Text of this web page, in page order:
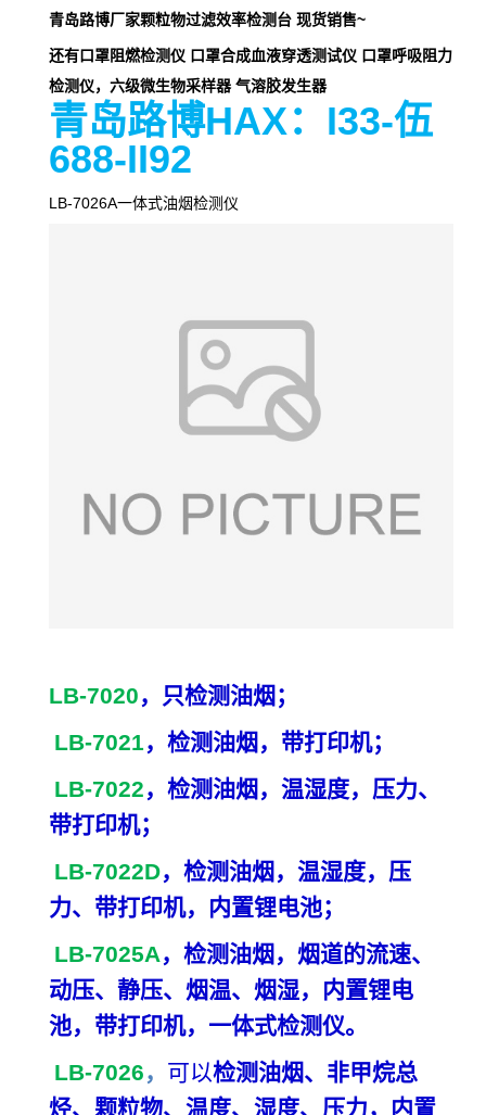
青岛路博厂家颗粒物过滤效率检测台 现货销售~
还有口罩阻燃检测仪 口罩合成血液穿透测试仪 口罩呼吸阻力
检测仪，六级微生物采样器 气溶胶发生器
青岛路博HAX：I33-伍
688-II92
LB-7026A一体式油烟检测仪
LB-7020，只检测油烟；
LB-7021，检测油烟，带打印机；
LB-7022，检测油烟，温湿度，压力、
带打印机；
LB-7022D，检测油烟，温湿度，压
力、带打印机，内置锂电池；
LB-7025A，检测油烟，烟道的流速、
动压、静压、烟温、烟湿，内置锂电
池，带打印机，一体式检测仪。
LB-7026， 可以检测油烟、非甲烷总
烃、颗粒物、温度、湿度、压力，内置